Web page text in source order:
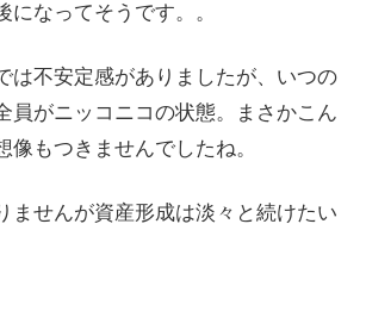
になってそうです。。
は不安定感がありましたが、いつの
員がニッコニコの状態。まさかこん
像もつきませんでしたね。
ませんが資産形成は淡々と続けたい